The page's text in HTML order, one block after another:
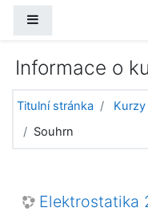
Informace o
Titulní stránka Kurzy
Souhrn
Elektrostatika